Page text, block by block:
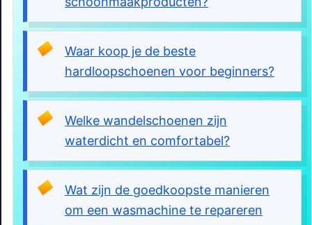
Waar koop je de beste
hardloopschoenen voor beginners?
Welke wandelschoenen zijn
waterdicht en comfortabel?
Wat zijn de goedkoopste manieren
om een wasmachine te repareren